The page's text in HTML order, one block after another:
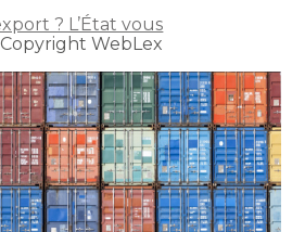
? L’État vous
WebLex